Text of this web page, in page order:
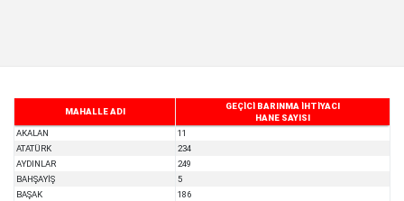
MAHALLE ADI
GEÇİCİ BARINMA İHTİYACI
HANE SAYISI
AKALAN
11
ATATÜRK
234
AYDINLAR
249
BAHŞAYİŞ
5
BAŞAK
186